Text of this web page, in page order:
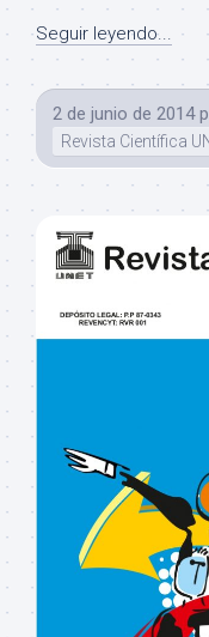
Seguir leyendo...
2 de junio de 2014
Revista Científica